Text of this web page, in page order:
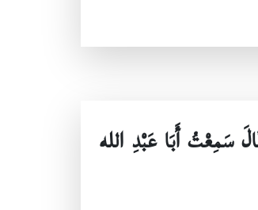
سَمِعْتُ أَبَا عَبْدِ الله